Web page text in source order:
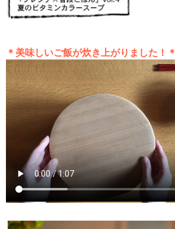
＊美味しいご飯が炊き上がりました！＊